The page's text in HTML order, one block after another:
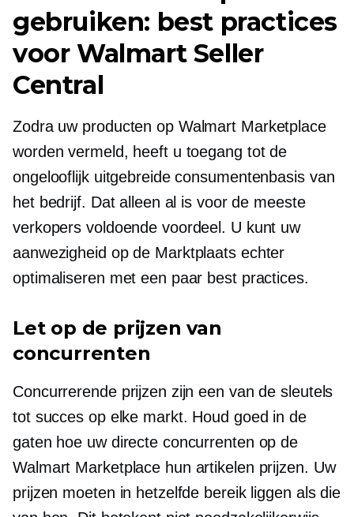
gebruiken: best practices
voor Walmart Seller
Central
Zodra uw producten op Walmart Marketplace
worden vermeld, heeft u toegang tot de
ongelooflijk uitgebreide consumentenbasis van
het bedrijf. Dat alleen al is voor de meeste
verkopers voldoende voordeel. U kunt uw
aanwezigheid op de Marktplaats echter
optimaliseren met een paar best practices.
Let op de prijzen van
concurrenten
Concurrerende prijzen zijn een van de sleutels
tot succes op elke markt. Houd goed in de
gaten hoe uw directe concurrenten op de
Walmart Marketplace hun artikelen prijzen. Uw
prijzen moeten in hetzelfde bereik liggen als die